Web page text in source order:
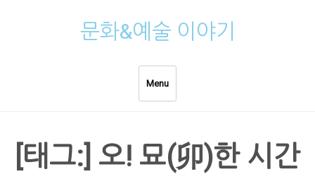
문화&예술 이야기
Menu
[태그:] 오! 묘(卯)한 시간